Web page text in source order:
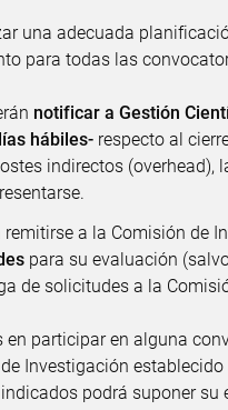
una adecuada
para todas las
notificar a Gestión
hábiles- respecto al
indirectos (overhead),
remitirse a la Comisión de
para su evaluación
de solicitudes a la
participar en alguna
Investigación
podrá suponer su